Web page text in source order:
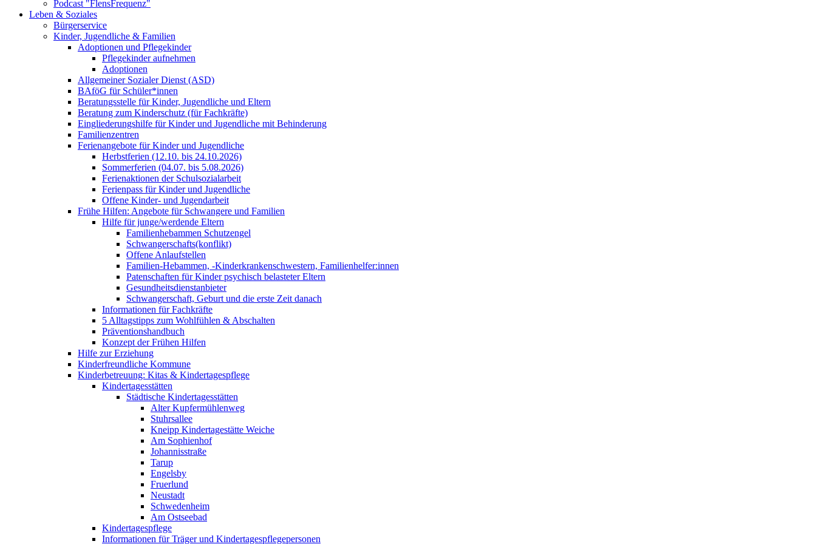
Podcast "FlensFrequenz"
Leben & Soziales
Bürgerservice
Kinder, Jugendliche & Familien
Adoptionen und Pflegekinder
Pflegekinder aufnehmen
Adoptionen
Allgemeiner Sozialer Dienst (ASD)
BAföG für Schüler*innen
Beratungsstelle für Kinder, Jugendliche und Eltern
Beratung zum Kinderschutz (für Fachkräfte)
Eingliederungshilfe für Kinder und Jugendliche mit Behinderung
Familienzentren
Ferienangebote für Kinder und Jugendliche
Herbstferien (12.10. bis 24.10.2026)
Sommerferien (04.07. bis 5.08.2026)
Ferienaktionen der Schulsozialarbeit
Ferienpass für Kinder und Jugendliche
Offene Kinder- und Jugendarbeit
Frühe Hilfen: Angebote für Schwangere und Familien
Hilfe für junge/werdende Eltern
Familienhebammen Schutzengel
Schwangerschafts(konflikt)
Offene Anlaufstellen
Familien-Hebammen, -Kinderkrankenschwestern, Familienhelfer:innen
Patenschaften für Kinder psychisch belasteter Eltern
Gesundheitsdienstanbieter
Schwangerschaft, Geburt und die erste Zeit danach
Informationen für Fachkräfte
5 Alltagstipps zum Wohlfühlen & Abschalten
Präventionshandbuch
Konzept der Frühen Hilfen
Hilfe zur Erziehung
Kinderfreundliche Kommune
Kinderbetreuung: Kitas & Kindertagespflege
Kindertagesstätten
Städtische Kindertagesstätten
Alter Kupfermühlenweg
Stuhrsallee
Kneipp Kindertagestätte Weiche
Am Sophienhof
Johannisstraße
Tarup
Engelsby
Fruerlund
Neustadt
Schwedenheim
Am Ostseebad
Kindertagespflege
Informationen für Träger und Kindertagespflegepersonen